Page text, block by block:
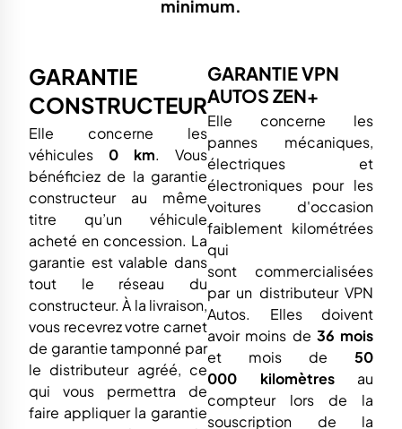
minimum.
GARANTIE
CONSTRUCTEUR
Elle concerne les
véhicules 0 km. Vous
bénéficiez de la garantie
constructeur au même
titre qu’un véhicule
acheté en concession. La
garantie est valable dans
tout le réseau du
constructeur. À la livraison,
vous recevrez votre carnet
de garantie tamponné par
le distributeur agréé, ce
qui vous permettra de
faire appliquer la garantie
GARANTIE VPN
AUTOS ZEN+
Elle concerne les
pannes mécaniques,
électriques et
électroniques pour les
voitures d'occasion
faiblement kilométrées
qui
sont
commercialisées
par un distributeur VPN
Autos. Elles doivent
avoir moins de 36 mois
et mois de 50
000
kilomètresau
compteur lors de la
souscription de la